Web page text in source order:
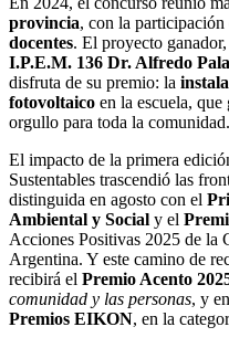
provincia, con la participación
docentes. El proyecto ganador,
I.P.E.M. 136 Dr. Alfredo
disfruta de su premio: la
fotovoltaico en la escuela,
orgullo para toda la comunidad.
El impacto de la primera
Sustentables trascendió las
distinguida en agosto con el
Ambiental y Social y el
Acciones Positivas 2025 de la
Argentina. Y este camino de
recibirá el Premio Acento
comunidad y las personas, y
Premios EIKON, en la